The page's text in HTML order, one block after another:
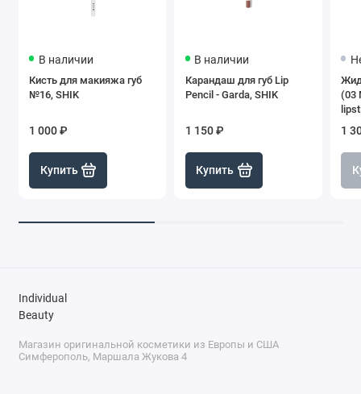
В наличии
Кисть для макияжа губ
№16, SHIK
1 000 ₽
Купить
В наличии
Карандаш для губ Lip
Pencil - Garda, SHIK
1 150 ₽
Купить
(03
1
Individual
Beauty
Магазин оригинальной косметики из Европы и США
Симферополь, Маршала Жукова 4